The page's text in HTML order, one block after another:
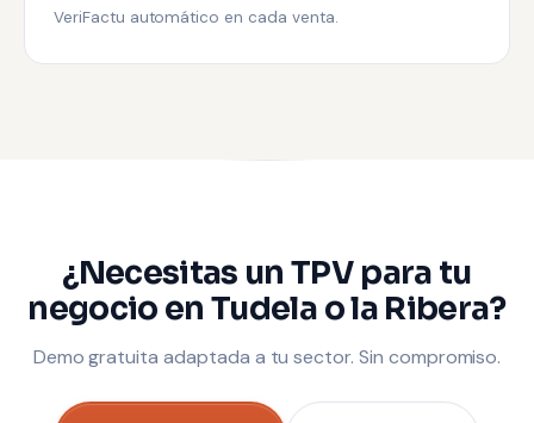
VeriFactu automático en cada venta.
¿Necesitas un TPV para tu
negocio en Tudela o la Ribera?
Demo gratuita adaptada a tu sector. Sin compromiso.